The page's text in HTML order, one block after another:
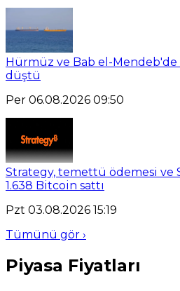
Hürmüz ve Bab el-
düştü
Per 06.08.2026 09:50
Strategy, temettü ödemesi ve
1.638 Bitcoin sattı
Pzt 03.08.2026 15:19
Tümünü gör ›
Piyasa Fiyatları